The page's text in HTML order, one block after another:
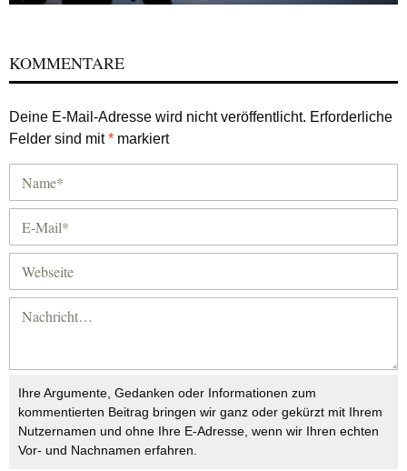
KOMMENTARE
Deine E-Mail-Adresse wird nicht veröffentlicht. Erforderliche
Felder sind mit* markiert
Ihre Argumente, Gedanken oder Informationen zum
kommentierten Beitrag bringen wir ganz oder gekürzt mit Ihrem
Nutzernamen und ohne Ihre E-Adresse, wenn wir Ihren echten
Vor- und Nachnamen erfahren.